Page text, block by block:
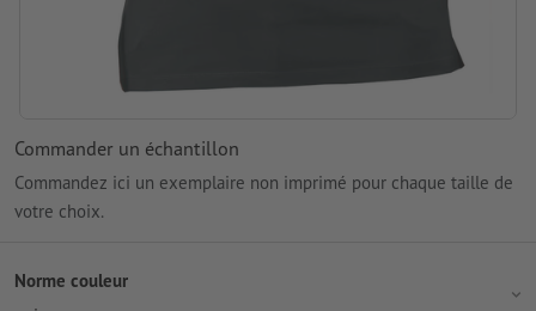
Commander un échantillon
Commandez ici un exemplaire non imprimé pour chaque taille de
votre choix.
Norme couleur